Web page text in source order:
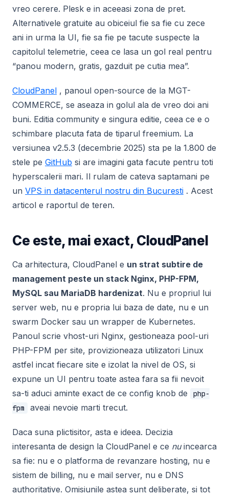
vreo cerere. Plesk e in aceeasi zona de pret.
Alternativele gratuite au obiceiul fie sa fie cu zece
ani in urma la UI, fie sa fie pe tacute suspecte la
capitolul telemetrie, ceea ce lasa un gol real pentru
“panou modern, gratis, gazduit pe cutia mea”.
CloudPanel , panoul open-source de la MGT-
COMMERCE, se aseaza in golul ala de vreo doi ani
buni. Editia community e singura editie, ceea ce e o
schimbare placuta fata de tiparul freemium. La
versiunea v2.5.3 (decembrie 2025) sta pe la 1.800 de
stele pe GitHub si are imagini gata facute pentru toti
hyperscalerii mari. Il rulam de cateva saptamani pe
un VPS in datacenterul nostru din Bucuresti . Acest
articol e raportul de teren.
Ce este, mai exact, CloudPanel
Ca arhitectura, CloudPanel e un strat subtire de
management peste un stack Nginx, PHP-FPM,
MySQL sau MariaDB hardenizat. Nu e propriul lui
server web, nu e propria lui baza de date, nu e un
swarm Docker sau un wrapper de Kubernetes.
Panoul scrie vhost-uri Nginx, gestioneaza pool-uri
PHP-FPM per site, provizioneaza utilizatori Linux
astfel incat fiecare site e izolat la nivel de OS, si
expune un UI pentru toate astea fara sa fii nevoit
sa-ti aduci aminte exact de ce config knob de
php-
fpm
aveai nevoie marti trecut.
Daca suna plictisitor, asta e ideea. Decizia
interesanta de design la CloudPanel e ce nuincearca
sa fie: nu e o platforma de revanzare hosting, nu e
sistem de billing, nu e mail server, nu e DNS
authoritative. Omisiunile astea sunt deliberate, si tot